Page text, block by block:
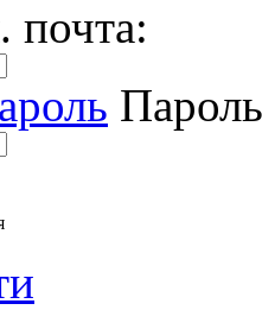
почта: